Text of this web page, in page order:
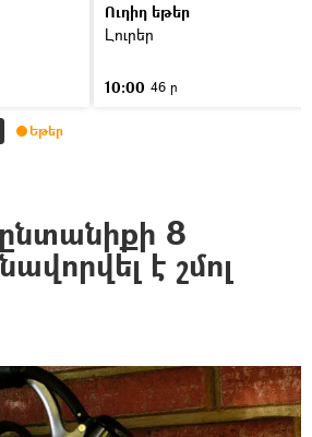
Ուղիղ եթեր
Լուրեր
10:00 46 ր
Եթեր
ընտանիքի 8
է շմոլ